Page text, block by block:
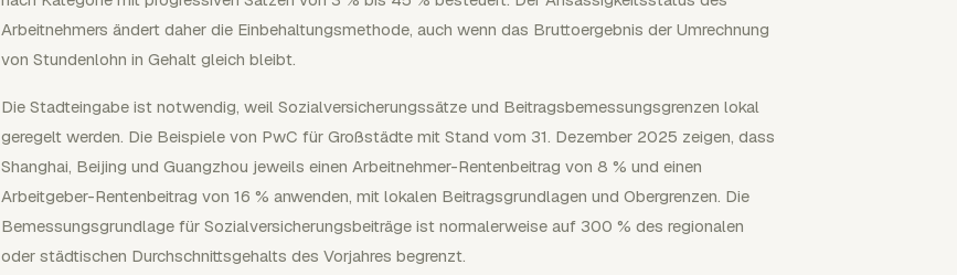
Arbeitnehmers ändert daher die Einbehaltungsmethode, auch wenn das Bruttoergebnis der Umrechnung
von Stundenlohn in Gehalt gleich bleibt.
Die Stadteingabe ist notwendig, weil Sozialversicherungssätze und Beitragsbemessungsgrenzen lokal
geregelt werden. Die Beispiele von PwC für Großstädte mit Stand vom 31. Dezember 2025 zeigen, dass
Shanghai, Beijing und Guangzhou jeweils einen Arbeitnehmer-Rentenbeitrag von 8 % und einen
Arbeitgeber-Rentenbeitrag von 16 % anwenden, mit lokalen Beitragsgrundlagen und Obergrenzen. Die
Bemessungsgrundlage für Sozialversicherungsbeiträge ist normalerweise auf 300 % des regionalen
oder städtischen Durchschnittsgehalts des Vorjahres begrenzt.